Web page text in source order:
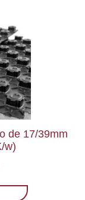
de 17/39mm
w)